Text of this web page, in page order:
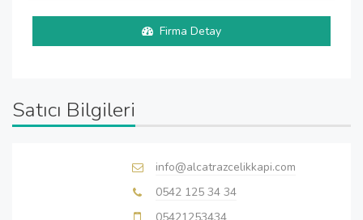
Firma Detay
Satıcı Bilgileri
info@alcatrazcelikkapi.com
0542 125 34 34